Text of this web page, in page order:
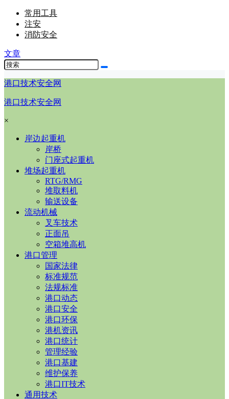
常用工具
注安
消防安全
文章
港口技术安全网
港口技术安全网
×
岸边起重机
岸桥
门座式起重机
堆场起重机
RTG/RMG
堆取料机
输送设备
流动机械
叉车技术
正面吊
空箱堆高机
港口管理
国家法律
标准规范
法规标准
港口动态
港口安全
港口环保
港机资讯
港口统计
管理经验
港口基建
维护保养
港口IT技术
通用技术